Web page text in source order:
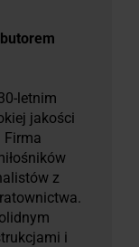
letnim
jakości
Firma
z
i